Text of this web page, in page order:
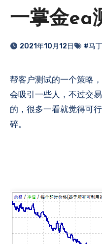
一掌金ea
2021年10月12日 #马
帮客户测试的一个策略，第一个图是介绍，看介绍可能
会吸引一些人，不过交
的，很多一看就觉得可
碎。